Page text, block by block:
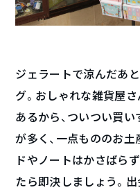
ジェラートで涼んだあ
グ。おしゃれな雑貨屋
あるから、ついつい買
が多く、一点もののお
ドやノートはかさばら
たら即決しましょう。